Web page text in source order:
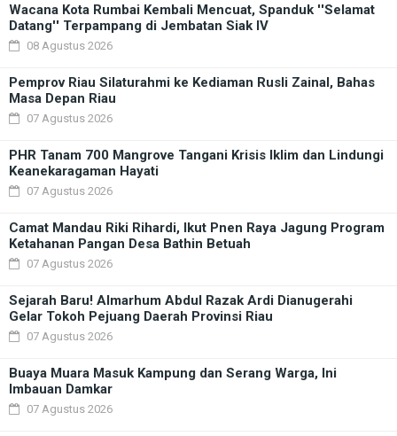
Wacana Kota Rumbai Kembali Mencuat, Spanduk ''Selamat
Datang'' Terpampang di Jembatan Siak IV
08 Agustus 2026
Pemprov Riau Silaturahmi ke Kediaman Rusli Zainal, Bahas
Masa Depan Riau
07 Agustus 2026
PHR Tanam 700 Mangrove Tangani Krisis Iklim dan Lindungi
Keanekaragaman Hayati
07 Agustus 2026
Camat Mandau Riki Rihardi, Ikut Pnen Raya Jagung Program
Ketahanan Pangan Desa Bathin Betuah
07 Agustus 2026
Sejarah Baru! Almarhum Abdul Razak Ardi Dianugerahi
Gelar Tokoh Pejuang Daerah Provinsi Riau
07 Agustus 2026
Buaya Muara Masuk Kampung dan Serang Warga, Ini
Imbauan Damkar
07 Agustus 2026